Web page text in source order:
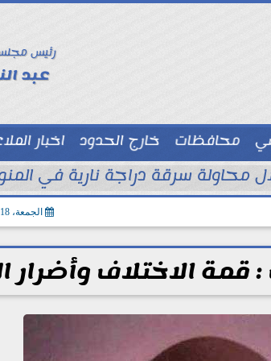
رئيس مجلس
عبد
محافظات خارج الحدود اخبار
توك شو
الجمعة، 18 أكتوبر 2024
الاختلاف وأضرار